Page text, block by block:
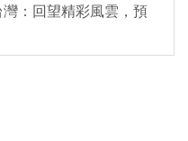
：回望精彩風雲，預